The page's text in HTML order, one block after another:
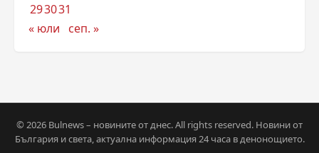
293031
« юли
сеп. »
© 2026 Bulnews – новините от днес. All rights reserved. Новини от
България и света, актуална информация 24 часа в денонощието.